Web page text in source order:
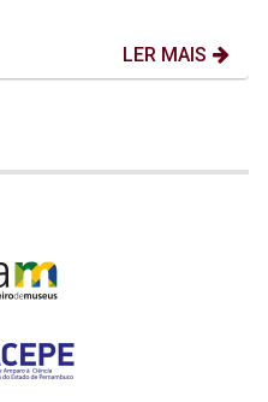
LER MAIS